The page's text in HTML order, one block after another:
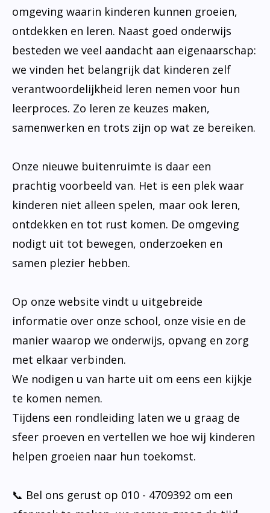
omgeving waarin kinderen kunnen groeien,
ontdekken en leren. Naast goed onderwijs
besteden we veel aandacht aan eigenaarschap:
we vinden het belangrijk dat kinderen zelf
verantwoordelijkheid leren nemen voor hun
leerproces. Zo leren ze keuzes maken,
samenwerken en trots zijn op wat ze bereiken.
Onze nieuwe buitenruimte is daar een
prachtig voorbeeld van. Het is een plek waar
kinderen niet alleen spelen, maar ook leren,
ontdekken en tot rust komen. De omgeving
nodigt uit tot bewegen, onderzoeken en
samen plezier hebben.
Op onze website vindt u uitgebreide
informatie over onze school, onze visie en de
manier waarop we onderwijs, opvang en zorg
met elkaar verbinden.
We nodigen u van harte uit om eens een kijkje
te komen nemen.
Tijdens een rondleiding laten we u graag de
sfeer proeven en vertellen we hoe wij kinderen
helpen groeien naar hun toekomst.
📞 Bel ons gerust op 010 - 4709392 om een